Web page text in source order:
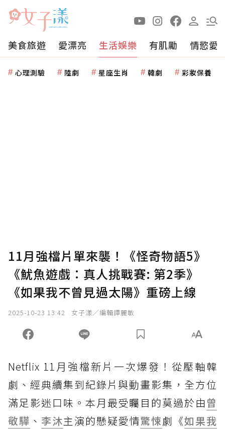
美食旅遊 愛漂亮 生活娛樂 有肌勵 情慾愛
心理測驗 陸劇 星座生肖 韓劇 彩妝保養
11月強檔片單來襲！《怪奇物語5》
《魷魚遊戲：真人挑戰賽: 第2季》
《如果我不曾見過太陽》重磅上線
2025-10-23 13:42 女子漾／編輯譚麗敏
Netflix 11月強檔新片一次爆發！從壓軸韓
劇、經典續集到紀錄片與動畫影集，全方位
滿足影迷口味。本月最受矚目的莫過於由曾
敬驊 、 李沐主演的懸疑愛情驚悚劇《如果我